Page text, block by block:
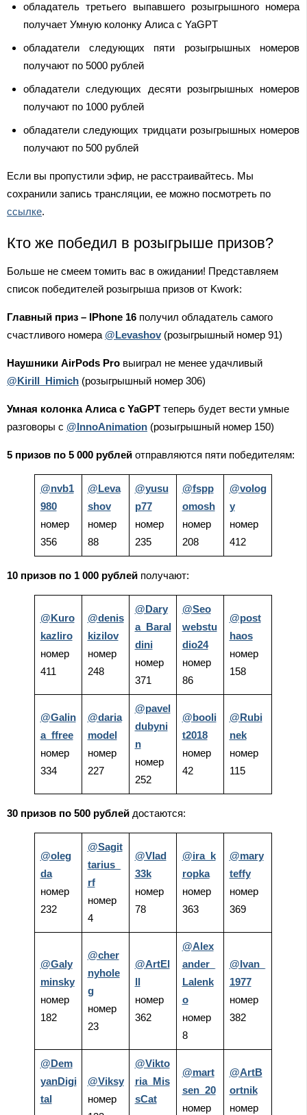
обладатель третьего выпавшего розыгрышного номера
получает Умную колонку Алиса с YaGPT
обладатели следующих пяти розыгрышных номеров
получают по 5000 рублей
обладатели следующих десяти розыгрышных номеров
получают по 1000 рублей
обладатели следующих тридцати розыгрышных номеров
получают по 500 рублей
Если вы пропустили эфир, не расстраивайтесь. Мы
сохранили запись трансляции, ее можно посмотреть по
ссылке.
Кто же победил в розыгрыше призов?
Больше не смеем томить вас в ожидании! Представляем
список победителей розыгрыша призов от Kwork:
Главный приз – IPhone 16 получил обладатель самого
счастливого номера @Levashov (розыгрышный номер 91)
Наушники AirPods Pro выиграл не менее удачливый
@Kirill_Himich (розыгрышный номер 306)
Умная колонка Алиса с YaGPT теперь будет вести умные
разговоры с @InnoAnimation (розыгрышный номер 150)
5 призов по 5 000 рублей отправляются пяти победителям:
@nvb1
980
номер
356
@Leva
shov
номер
88
@yusu
p77
номер
235
@fspp
omosh
номер
208
@volog
y
номер
412
10 призов по 1 000 рублей получают:
@Kuro
kazliro
номер
411
@denis
kizilov
номер
248
@Dary
a_Baral
dini
номер
371
@Seo
webstu
dio24
номер
86
@post
haos
номер
158
@Galin
a_ffree
номер
334
@daria
model
номер
227
@pavel
dubyni
n
номер
252
@booli
t2018
номер
42
@Rubi
nek
номер
115
30 призов по 500 рублей достаются:
@oleg
da
номер
232
@Sagit
tarius_
rf
номер
4
@Vlad
33k
номер
78
@ira_k
ropka
номер
363
@mary
teffy
номер
369
@Galy
minsky
номер
182
@cher
nyhole
g
номер
23
@ArtEl
ll
номер
362
@Alex
ander_
Lalenk
o
номер
8
@Ivan_
1977
номер
382
@Dem
yanDigi
tal
@Viksy
номер
@Vikto
ria_Mis
sCat
@mart
sen_20
номер
@ArtB
ortnik
номер